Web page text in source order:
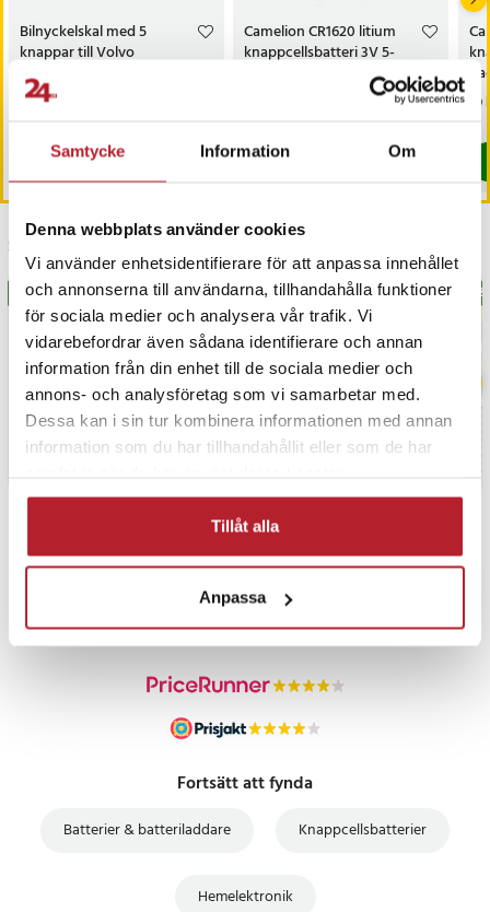
Samtycke Information Om
Denna webbplats använder cookies
Vi använder enhetsidentifierare för att anpassa innehållet
och annonserna till användarna, tillhandahålla funktioner
för sociala medier och analysera vår trafik. Vi
vidarebefordrar även sådana identifierare och annan
information från din enhet till de sociala medier och
annons- och analysföretag som vi samarbetar med.
Dessa kan i sin tur kombinera informationen med annan
information som du har tillhandahållit eller som de har
Tillåt alla
Anpassa
Bilnyckelskal med 5
knappar till Volvo
Pris:149 kr
149 kr
Köp
Camelion CR1620 litium
knappcellsbatteri 3V 5-
Senast besökta
BÄSTSÄLJARE
PRISGARANTI
UTFÖRSÄLJNING
Fortsätt att fynda
Batterier & batteriladdare Knappcellsbatterier
Hemelektronik